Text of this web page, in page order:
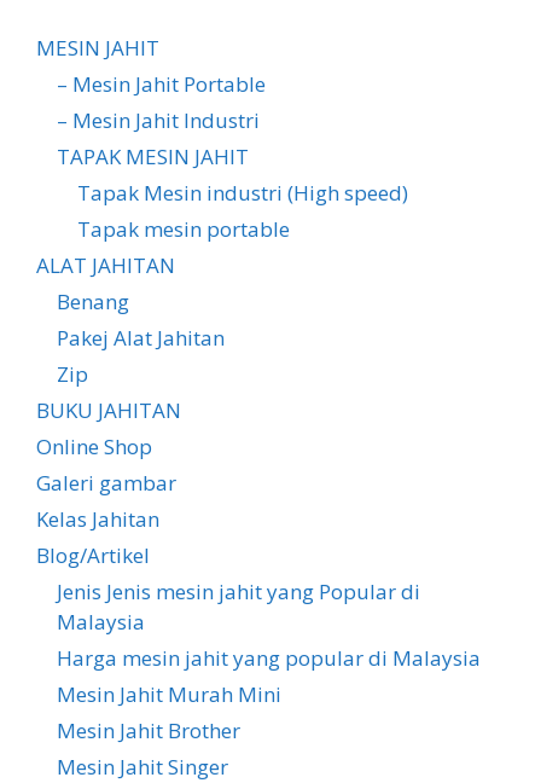
MESIN JAHIT
– Mesin Jahit Portable
– Mesin Jahit Industri
TAPAK MESIN JAHIT
Tapak Mesin industri (High speed)
Tapak mesin portable
ALAT JAHITAN
Benang
Pakej Alat Jahitan
Zip
BUKU JAHITAN
Online Shop
Galeri gambar
Kelas Jahitan
Blog/Artikel
Jenis Jenis mesin jahit yang Popular di
Malaysia
Harga mesin jahit yang popular di Malaysia
Mesin Jahit Murah Mini
Mesin Jahit Brother
Mesin Jahit Singer